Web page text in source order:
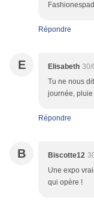
Répondre
E Elisabeth 30/
Tu ne nous
journée, pluie
Répondre
B Biscotte12
Une expo
qui opère !